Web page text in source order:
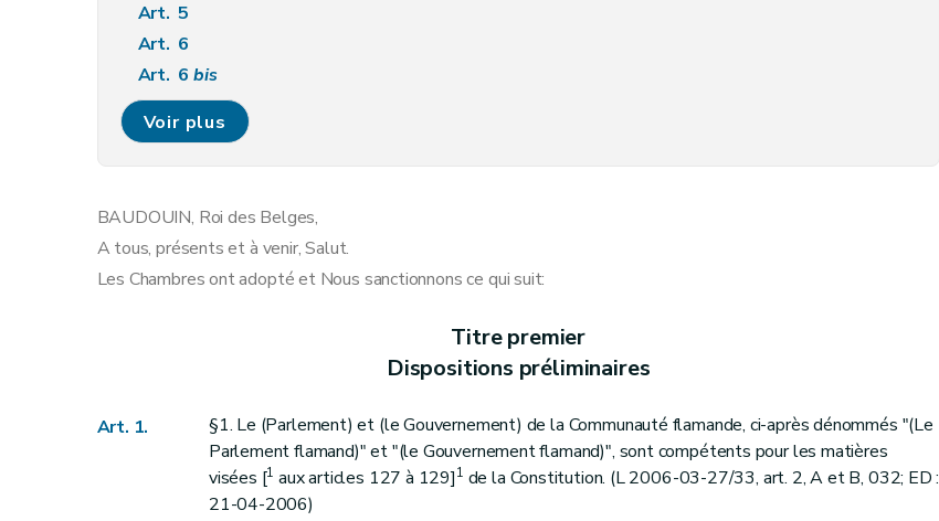
Art. 5
Art. 6
Art. 6bis
Art. 6ter
Art. 6quater
Art. 7
Art. 7bis
Art. 8
Art. 11
bis
Voir plus
BAUDOUIN, Roi des Belges,
A tous, présents et à venir, Salut.
Les Chambres ont adopté et Nous sanctionnons ce qui suit:
Titre premier
Dispositions préliminaires
Art. 1.
§1. Le (Parlement) et (le Gouvernement) de la Communauté flamande, ci-après dénommés "(Le
Parlement flamand)" et "(le Gouvernement flamand)", sont compétents pour les matières
visées [1 aux articles 127 à 129]1 de la Constitution. (L 2006-03-27/33, art. 2, A et B, 032; ED :
21-04-2006)